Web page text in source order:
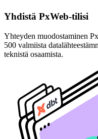
Yhdistä PxWeb-tilisi
Yhteyden muodostaminen
500 valmiista
teknistä osaamista.